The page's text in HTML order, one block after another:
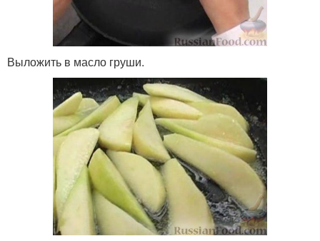
Выложить в масло груши.